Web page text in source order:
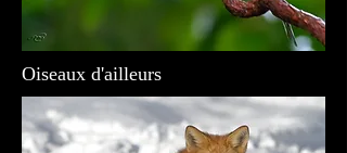
Oiseaux d'ailleurs